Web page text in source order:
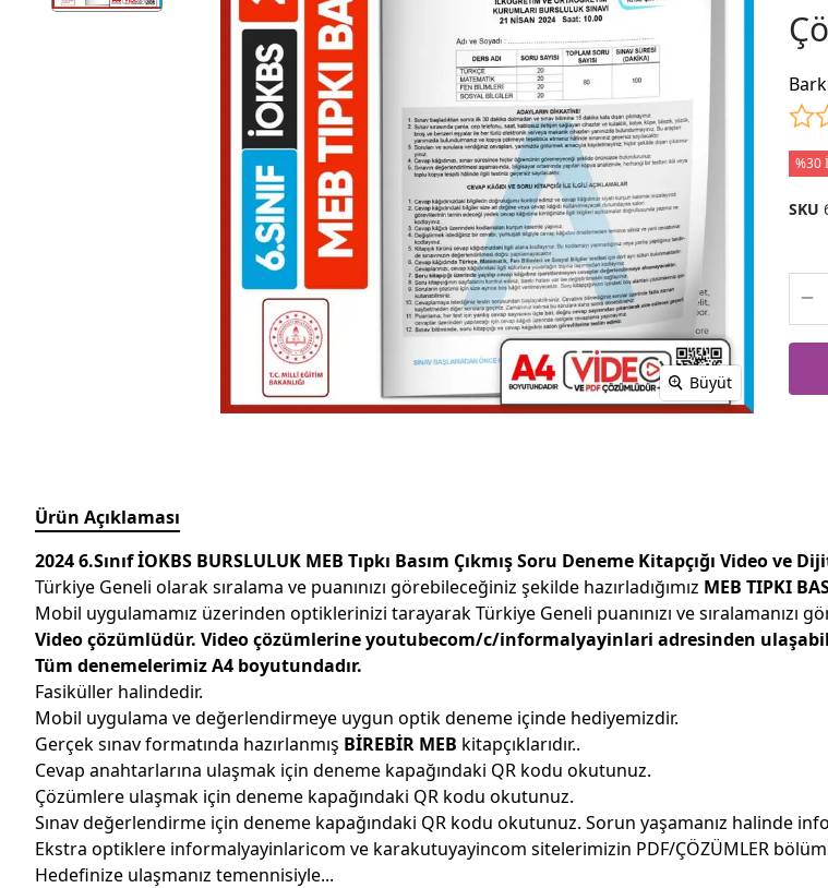
Büyüt
%30
SKU
Ürün Açıklaması
2024 6.Sınıf İOKBS BURSLULUK MEB Tıpkı Basım Çıkmış Soru Deneme Kitapçığı Video ve
Türkiye Geneli olarak sıralama ve puanınızı görebileceğiniz şekilde hazırladığımız MEB TIPKI
Mobil uygulamamız üzerinden optiklerinizi tarayarak Türkiye Geneli puanınızı ve sıralamanızı
Video çözümlüdür. Video çözümlerine youtubecom/c/informalyayinlari adresinden
Tüm denemelerimiz A4 boyutundadır.
Fasiküller halindedir.
Mobil uygulama ve değerlendirmeye uygun optik deneme içinde hediyemizdir.
Gerçek sınav formatında hazırlanmış BİREBİR MEB kitapçıklarıdır..
Cevap anahtarlarına ulaşmak için deneme kapağındaki QR kodu okutunuz.
Çözümlere ulaşmak için deneme kapağındaki QR kodu okutunuz.
Sınav değerlendirme için deneme kapağındaki QR kodu okutunuz. Sorun yaşamanız halinde
Ekstra optiklere informalyayinlaricom ve karakutuyayincom sitelerimizin PDF/ÇÖZÜMLER
Hedefinize ulaşmanız temennisiyle...